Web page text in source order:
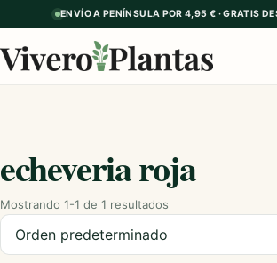
ENVÍO A PENÍNSULA POR 4,95 € · GRATIS
echeveria roja
Mostrando 1-1 de 1 resultados
Ordenar productos